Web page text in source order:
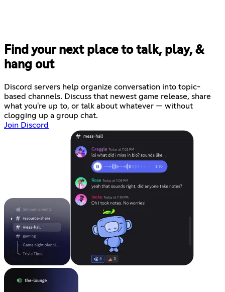
Find your next place to talk, play, &
hang out
Discord servers help organize conversation into topic-
based channels. Discuss that newest game release, share
what you're up to, or talk about whatever — without
clogging up a group chat.
Join Discord